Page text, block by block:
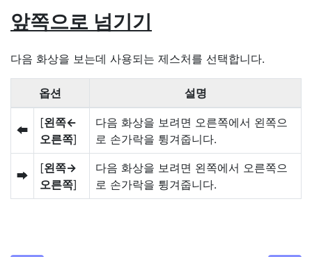
앞쪽으로 넘기기
다음 화상을 보는데 사용되는 제스처를 선택합니다.
옵션 설명
S
[왼쪽←
오른쪽]
다음 화상을 보려면 오른쪽에서 왼쪽으
로 손가락을 튕겨줍니다.
T
[왼쪽→
오른쪽]
다음 화상을 보려면 왼쪽에서 오른쪽으
로 손가락을 튕겨줍니다.